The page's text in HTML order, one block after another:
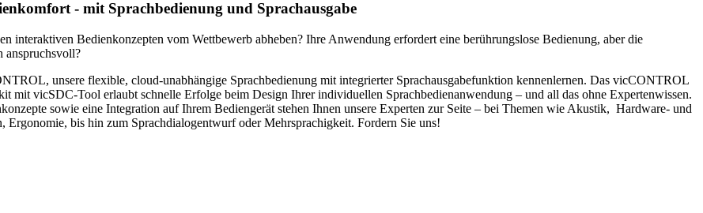
- mit Sprachbedienung und Sprachausgabe
interaktiven Bedienkonzepten vom Wettbewerb abheben? Ihre Anwendung erfordert eine berührungslose Bedienung, aber die
anspruchsvoll?
unsere flexible, cloud-unabhängige Sprachbedienung mit integrierter Sprachausgabefunktion kennenlernen. Das vicCONTROL
mit vicSDC-Tool erlaubt schnelle Erfolge beim Design Ihrer individuellen Sprachbedienanwendung – und all das ohne Expertenwissen.
sowie eine Integration auf Ihrem Bediengerät stehen Ihnen unsere Experten zur Seite – bei Themen wie Akustik, Hardware- und
Ergonomie, bis hin zum Sprachdialogentwurf oder Mehrsprachigkeit. Fordern Sie uns!